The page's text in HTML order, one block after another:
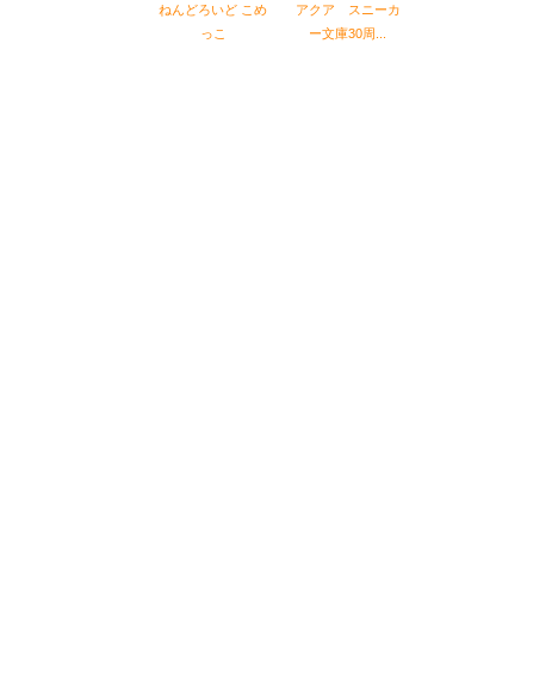
ねんどろいど こめ
っこ
アクア スニーカ
ー文庫30周...